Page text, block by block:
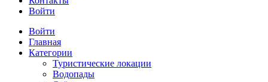
Войти
Войти
Главная
Категории
Туристические локации
Водопады